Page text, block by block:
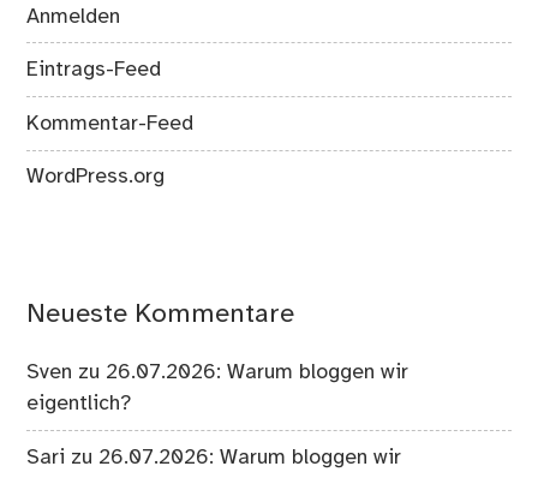
Anmelden
Eintrags-Feed
Kommentar-Feed
WordPress.org
Neueste Kommentare
Sven zu 26.07.2026: Warum bloggen wir
eigentlich?
Sari zu 26.07.2026: Warum bloggen wir